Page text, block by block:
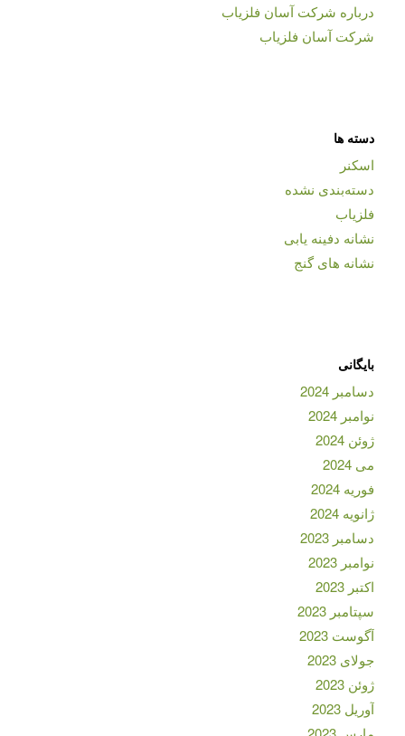
درباره شرکت آسان فلزیاب
شرکت آسان فلزیاب
دسته ها
اسکنر
دسته‌بندی نشده
فلزیاب
نشانه دفینه یابی
نشانه های گنج
بایگانی
دسامبر 2024
نوامبر 2024
ژوئن 2024
می 2024
فوریه 2024
ژانویه 2024
دسامبر 2023
نوامبر 2023
اکتبر 2023
سپتامبر 2023
آگوست 2023
جولای 2023
ژوئن 2023
آوریل 2023